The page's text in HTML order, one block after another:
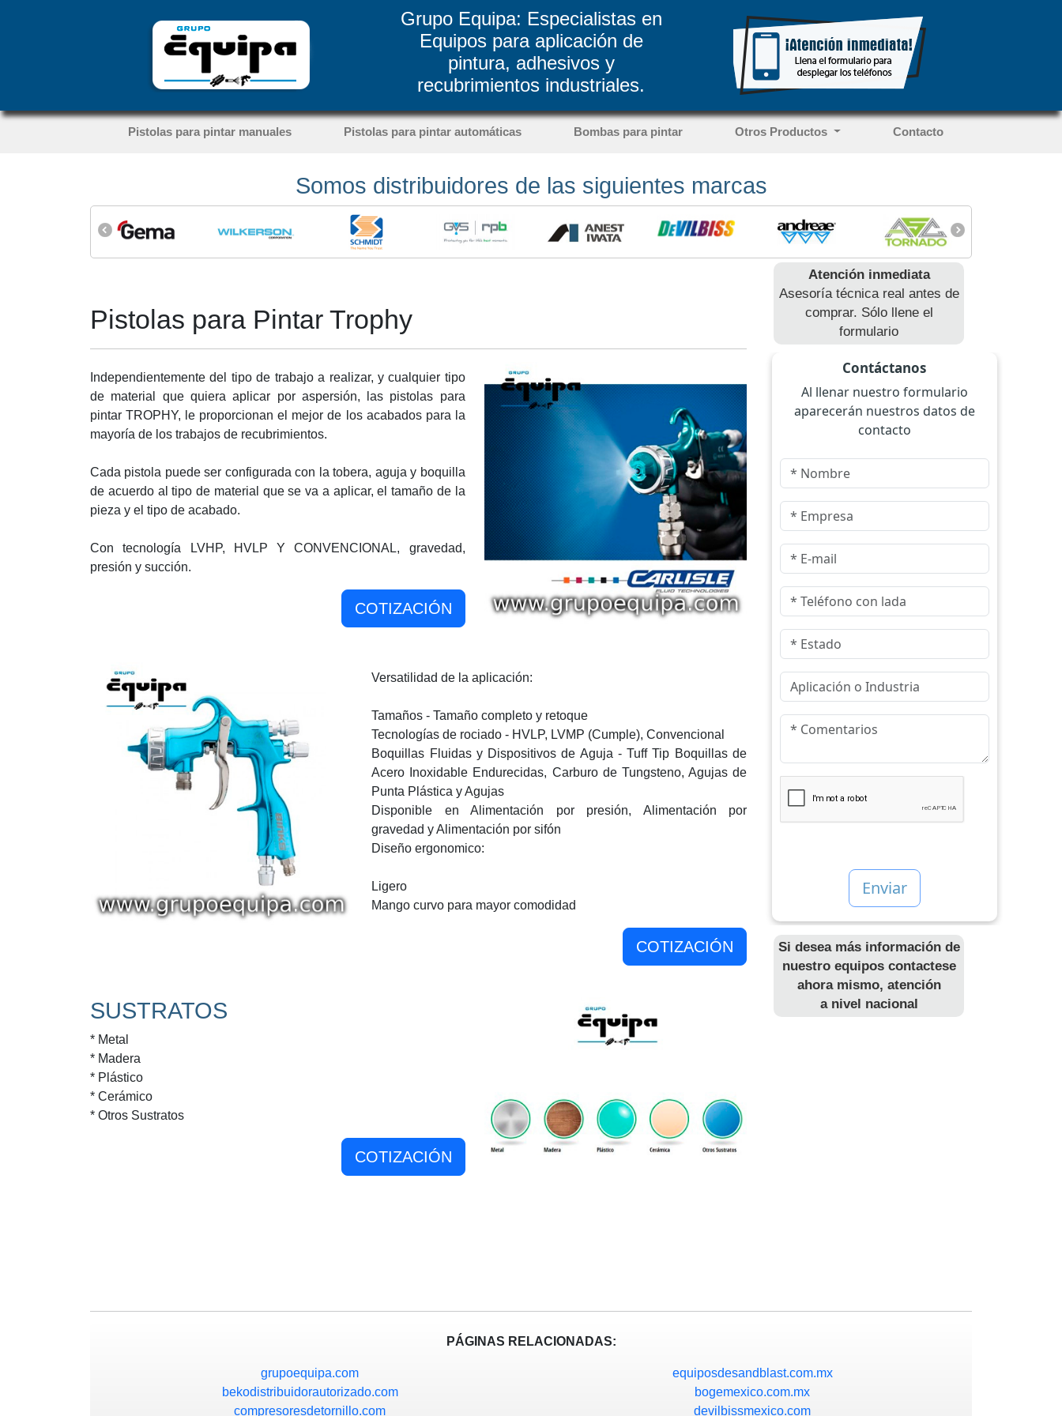
Grupo Equipa: Especialistas en
Equipos para aplicación de
pintura, adhesivos y
recubrimientos industriales.
Pistolas para pintar manuales Pistolas para pintar automáticas Bombas para pintar Otros Productos Contacto
Somos distribuidores de las siguientes marcas
Pistolas para Pintar Trophy
Independientemente del tipo de trabajo a realizar, y cualquier tipo
de material que quiera aplicar por aspersión, las pistolas para
pintar TROPHY, le proporcionan el mejor de los acabados para la
mayoría de los trabajos de recubrimientos.
Cada pistola puede ser configurada con la tobera, aguja y boquilla
de acuerdo al tipo de material que se va a aplicar, el tamaño de la
pieza y el tipo de acabado.
Con tecnología LVHP, HVLP Y CONVENCIONAL, gravedad,
presión y succión.
COTIZACIÓN
Versatilidad de la aplicación:
Tamaños - Tamaño completo y retoque
Tecnologías de rociado - HVLP, LVMP (Cumple), Convencional
Boquillas Fluidas y Dispositivos de Aguja - Tuff Tip Boquillas de
Acero Inoxidable Endurecidas, Carburo de Tungsteno, Agujas de
Punta Plástica y Agujas
Disponible en Alimentación por presión, Alimentación por
gravedad y Alimentación por sifón
Diseño ergonomico:
Ligero
Mango curvo para mayor comodidad
COTIZACIÓN
SUSTRATOS
* Metal
* Madera
* Plástico
* Cerámico
* Otros Sustratos
COTIZACIÓN
Atención inmediata
Asesoría técnica real antes de
comprar. Sólo llene el
formulario
Si desea más información de
nuestro equipos contactese
ahora mismo, atención
a nivel nacional
PÁGINAS RELACIONADAS:
grupoequipa.com
bekodistribuidorautorizado.com
compresoresdetornillo.com
equiposdesandblast.com.mx
bogemexico.com.mx
devilbissmexico.com